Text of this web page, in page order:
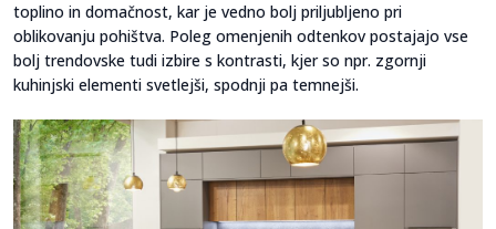
toplino in domačnost, kar je vedno bolj priljubljeno pri
oblikovanju pohištva. Poleg omenjenih odtenkov postajajo vse
bolj trendovske tudi izbire s kontrasti, kjer so npr. zgornji
kuhinjski elementi svetlejši, spodnji pa temnejši.